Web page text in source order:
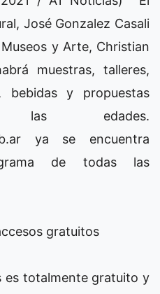
José Gonzalez Casali
y Arte, Christian
muestras, talleres,
bebidas y propuestas
edades.
ya se encuentra
de todas las
gratuitos
es totalmente gratuito y